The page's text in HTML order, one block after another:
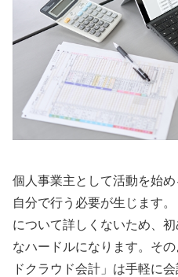
個人事業主として活動を始
自分で行う必要が生じます
について詳しくないため、
なハードルになります。そ
ドクラウド会計」は手軽に